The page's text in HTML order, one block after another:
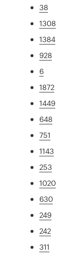
38
1308
1384
928
6
1872
1449
648
751
1143
253
1020
630
249
242
311